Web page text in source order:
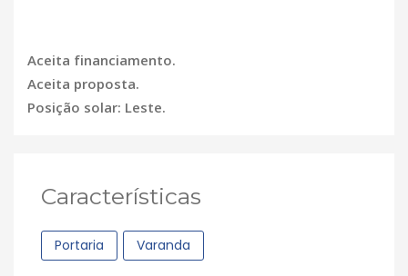
Aceita financiamento.
Aceita proposta.
Posição solar: Leste.
Características
Portaria Varanda